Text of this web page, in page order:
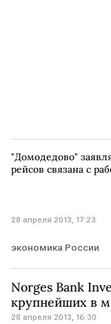
"Домодедово"
рейсов связана с
28 апреля 2013, 17:23
экономика России
Norges Bank
крупнейших в
28 апреля 2013, 16:30